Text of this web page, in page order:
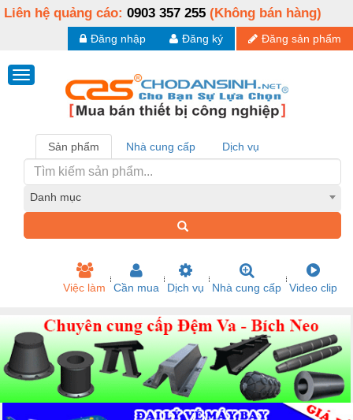
Liên hệ quảng cáo: 0903 357 255 (Không bán hàng)
Đăng sản phẩm
Đăng ký
Đăng nhập
Sản phẩm Nhà cung cấp Dịch vụ
Danh mục
Việc làm Cần mua Dịch vụ Nhà cung cấp Video clip